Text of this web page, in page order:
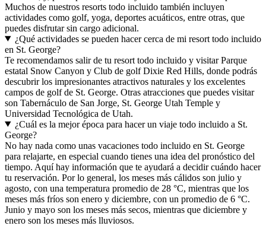
Muchos de nuestros resorts todo incluido también incluyen
actividades como golf, yoga, deportes acuáticos, entre otras, que
puedes disfrutar sin cargo adicional.
¿Qué actividades se pueden hacer cerca de mi resort todo incluido
en St. George?
Te recomendamos salir de tu resort todo incluido y visitar Parque
estatal Snow Canyon y Club de golf Dixie Red Hills, donde podrás
descubrir los impresionantes atractivos naturales y los excelentes
campos de golf de St. George. Otras atracciones que puedes visitar
son Tabernáculo de San Jorge, St. George Utah Temple y
Universidad Tecnológica de Utah.
¿Cuál es la mejor época para hacer un viaje todo incluido a St.
George?
No hay nada como unas vacaciones todo incluido en St. George
para relajarte, en especial cuando tienes una idea del pronóstico del
tiempo. Aquí hay información que te ayudará a decidir cuándo hacer
tu reservación. Por lo general, los meses más cálidos son julio y
agosto, con una temperatura promedio de 28 °C, mientras que los
meses más fríos son enero y diciembre, con un promedio de 6 °C.
Junio y mayo son los meses más secos, mientras que diciembre y
enero son los meses más lluviosos.